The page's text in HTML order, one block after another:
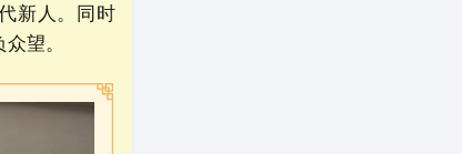
新人。同时
望。